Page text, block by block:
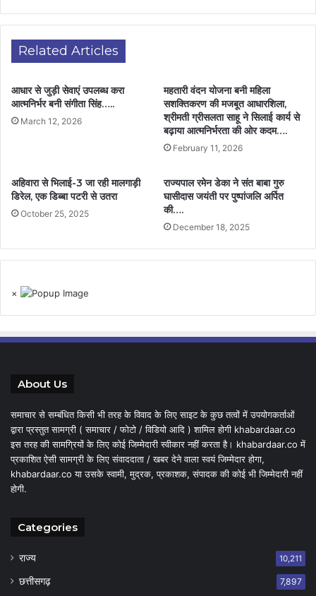
Related Articles
आधार से जुड़ी सेवाएं उपलब्ध करा
आत्मनिर्भर बनी संगीता सिंह…..
March 12, 2026
महतारी वंदन योजना बनी महिला
सशक्तिकरण की मजबूत आधारशिला,
श्रीमती ग्रीसलता साहू ने सिलाई कार्य से
बढ़ाया आत्मनिर्भरता की ओर कदम….
February 11, 2026
अहिवारा से भिलाई-3 जा रही मालगाड़ी
डिरेल, एक डिब्बा पटरी से उतरा
October 25, 2025
राज्यपाल रमेन डेका ने संत बाबा गुरु
घासीदास जयंती पर पुष्पांजलि अर्पित
की….
December 18, 2025
×
About Us
समाचार से सम्बंधित किसी भी तरह के विवाद के लिए साइट के कुछ तत्वों में उपयोगकर्ताओं
द्वारा प्रस्तुत सामग्री ( समाचार / फोटो / विडियो आदि ) शामिल होगी khabardaar.co
इस तरह की सामग्रियों के लिए कोई जिम्मेदारी स्वीकार नहीं करता है। khabardaar.co में
प्रकाशित ऐसी सामग्री के लिए संवाददाता / खबर देने वाला स्वयं जिम्मेदार होगा,
khabardaar.co या उसके स्वामी, मुद्रक, प्रकाशक, संपादक की कोई भी जिम्मेदारी नहीं
होगी.
Categories
राज्य 10,211
छत्तीसगढ़ 7,897